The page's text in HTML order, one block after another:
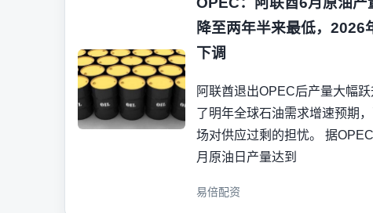
降至两年半来最低，2026
下调
阿联酋退出OPEC后产量大幅
了明年全球石油需求增速预期
场对供应过剩的担忧。 据
月原油日产量达到
易倍配资